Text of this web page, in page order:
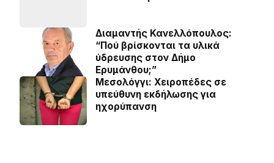
Διαμαντής Κανελλόπουλος:
“Πού βρίσκονται τα υλικά
ύδρευσης στον Δήμο
Ερυμάνθου;”
Μεσολόγγι: Χειροπέδες σε
υπεύθυνη εκδήλωσης για
ηχορύπανση